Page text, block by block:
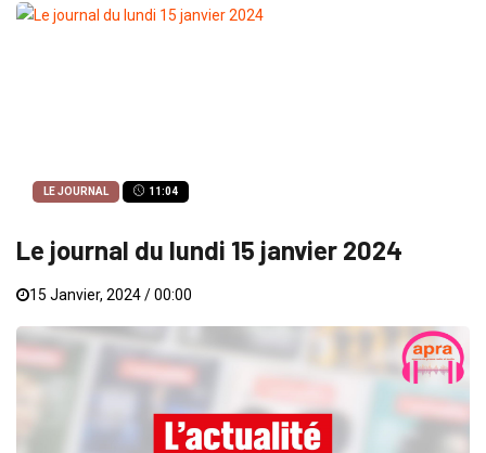
LE JOURNAL 11:04
Le journal du lundi 15 janvier 2024
15 Janvier, 2024 / 00:00